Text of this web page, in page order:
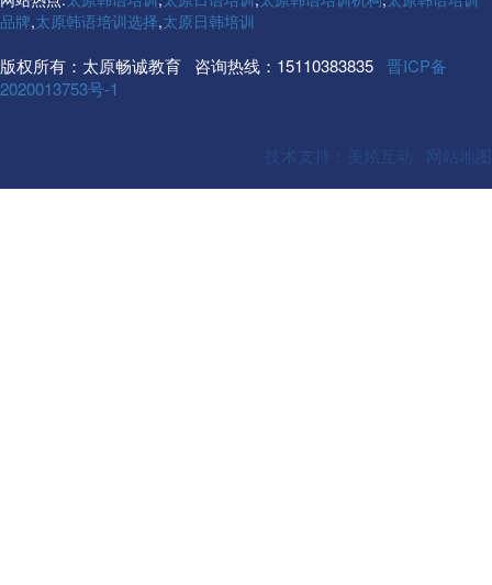
品牌,太原韩语培训选择,太原日韩培训
版权所有：太原畅诚教育 咨询热线：15110383835 晋ICP备
2020013753号-1